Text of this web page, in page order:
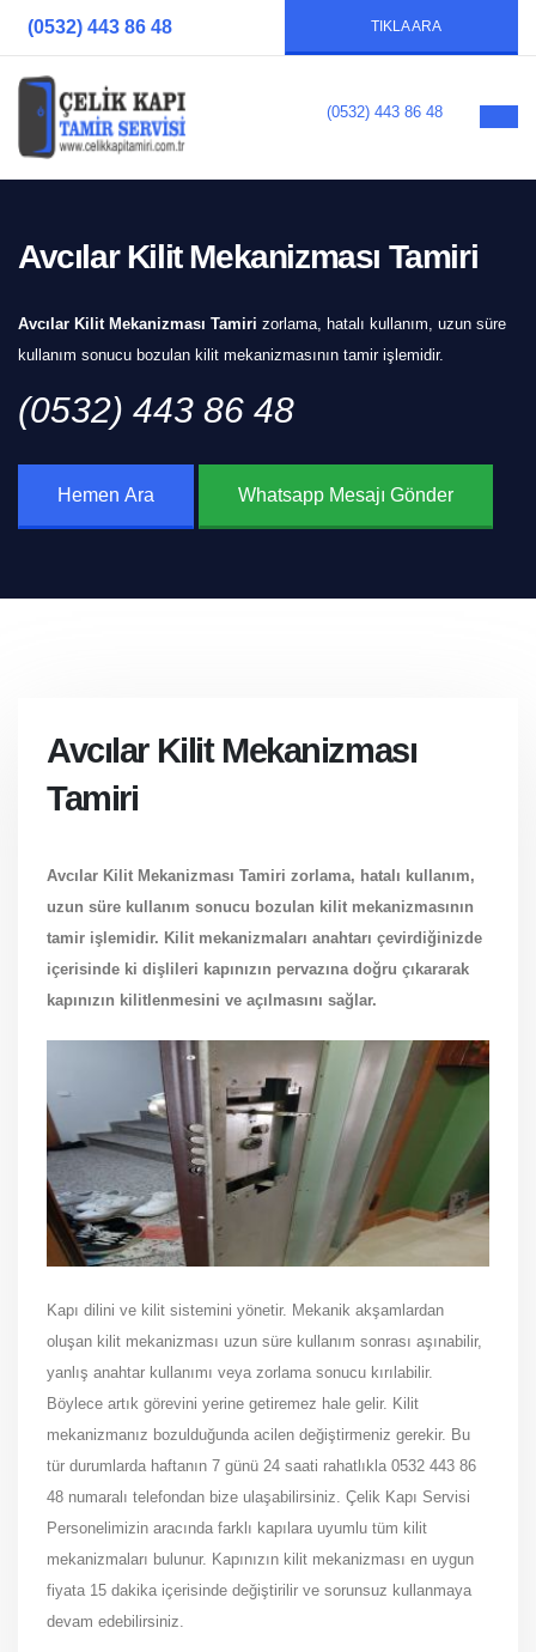
(0532) 443 86 48 TIKLA ARA
(0532) 443 86 48
Avcılar Kilit Mekanizması Tamiri
Avcılar Kilit Mekanizması Tamiri zorlama, hatalı kullanım, uzun süre
kullanım sonucu bozulan kilit mekanizmasının tamir işlemidir.
(0532) 443 86 48
Hemen Ara Whatsapp Mesajı Gönder
Avcılar Kilit Mekanizması
Tamiri
Avcılar Kilit Mekanizması Tamiri zorlama, hatalı kullanım,
uzun süre kullanım sonucu bozulan kilit mekanizmasının
tamir işlemidir. Kilit mekanizmaları anahtarı çevirdiğinizde
içerisinde ki dişlileri kapınızın pervazına doğru çıkararak
kapınızın kilitlenmesini ve açılmasını sağlar.
Kapı dilini ve kilit sistemini yönetir. Mekanik akşamlardan
oluşan kilit mekanizması uzun süre kullanım sonrası aşınabilir,
yanlış anahtar kullanımı veya zorlama sonucu kırılabilir.
Böylece artık görevini yerine getiremez hale gelir. Kilit
mekanizmanız bozulduğunda acilen değiştirmeniz gerekir. Bu
tür durumlarda haftanın 7 günü 24 saati rahatlıkla 0532 443 86
48 numaralı telefondan bize ulaşabilirsiniz. Çelik Kapı Servisi
Personelimizin aracında farklı kapılara uyumlu tüm kilit
mekanizmaları bulunur. Kapınızın kilit mekanizması en uygun
fiyata 15 dakika içerisinde değiştirilir ve sorunsuz kullanmaya
devam edebilirsiniz.